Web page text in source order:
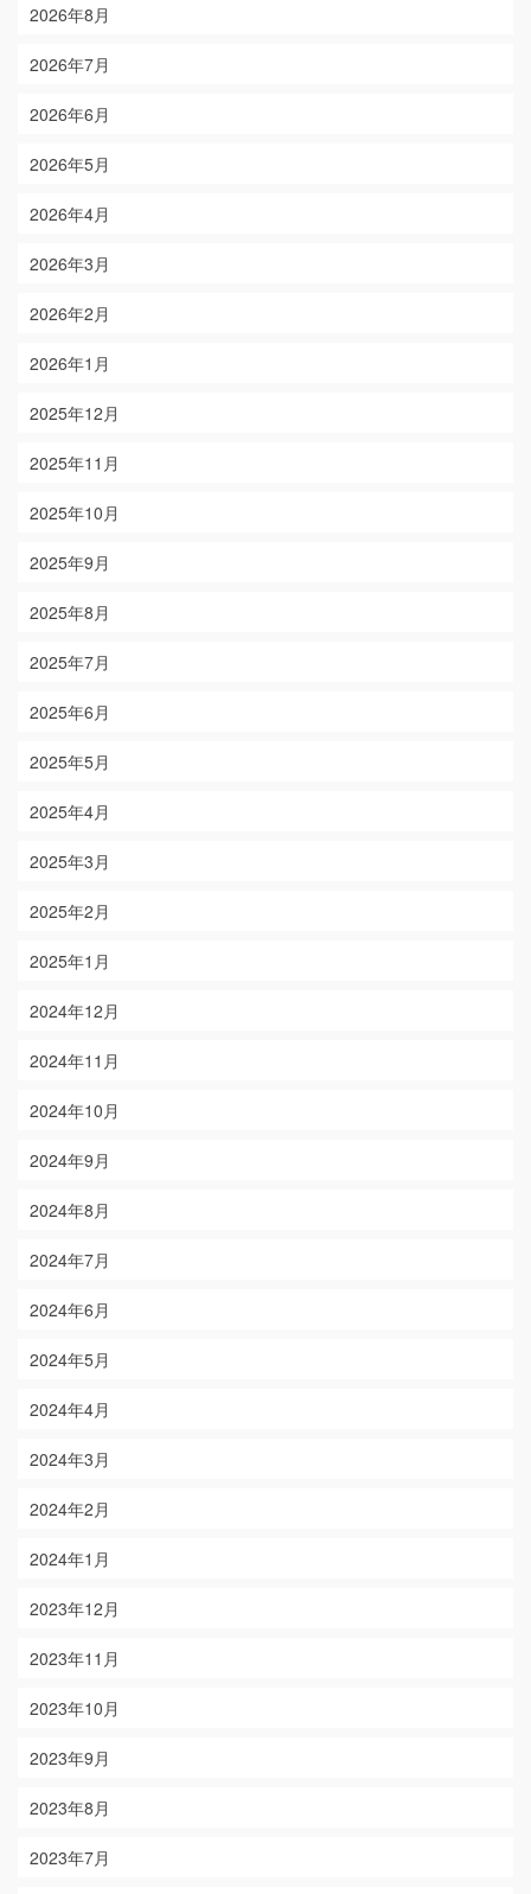
2026年8月
2026年7月
2026年6月
2026年5月
2026年4月
2026年3月
2026年2月
2026年1月
2025年12月
2025年11月
2025年10月
2025年9月
2025年8月
2025年7月
2025年6月
2025年5月
2025年4月
2025年3月
2025年2月
2025年1月
2024年12月
2024年11月
2024年10月
2024年9月
2024年8月
2024年7月
2024年6月
2024年5月
2024年4月
2024年3月
2024年2月
2024年1月
2023年12月
2023年11月
2023年10月
2023年9月
2023年8月
2023年7月